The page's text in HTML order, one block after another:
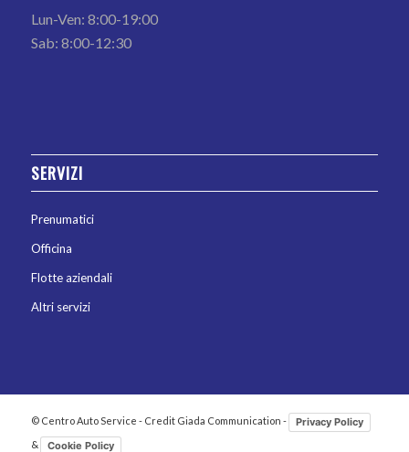
Lun-Ven: 8:00-19:00
Sab: 8:00-12:30
SERVIZI
Prenumatici
Officina
Flotte aziendali
Altri servizi
© Centro Auto Service - Credit Giada Communication - Privacy Policy
& Cookie Policy